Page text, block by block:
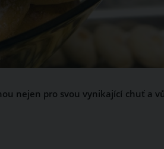
nejen pro svou vynikající chuť a